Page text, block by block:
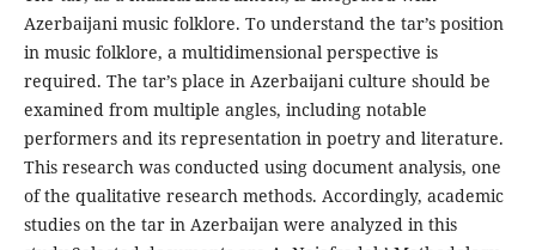
Azerbaijani music folklore. To understand the tar’s position
in music folklore, a multidimensional perspective is
required. The tar’s place in Azerbaijani culture should be
examined from multiple angles, including notable
performers and its representation in poetry and literature.
This research was conducted using document analysis, one
of the qualitative research methods. Accordingly, academic
studies on the tar in Azerbaijan were analyzed in this